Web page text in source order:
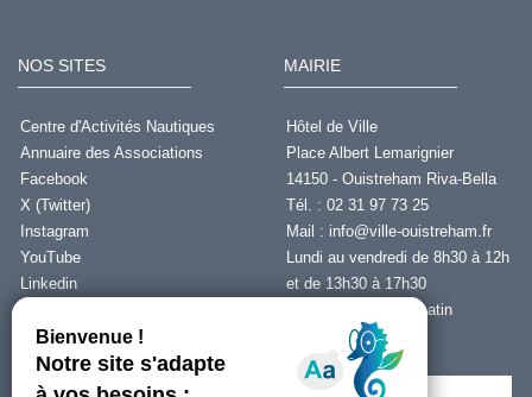
NOS SITES
Centre d'Activités Nautiques
Annuaire des Associations
Facebook
X (Twitter)
Instagram
YouTube
Linkedin
MAIRIE
Hôtel de Ville
Place Albert Lemarignier
14150 - Ouistreham Riva-Bella
Tél. : 02 31 97 73 25
Mail : info@ville-ouistreham.fr
Lundi au vendredi de 8h30 à 12h
et de 13h30 à 17h30
Fermeture le jeudi matin
Nous contacter